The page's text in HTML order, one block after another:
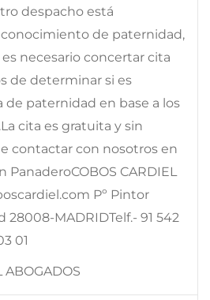
despacho está
de paternidad,
necesario concertar cita
de determinar si es
de paternidad en base a los
cita es gratuita y sin
contactar con nosotros en
CARDIEL
Pº Pintor
28008-MADRIDTelf.- 91 542
01
ABOGADOS